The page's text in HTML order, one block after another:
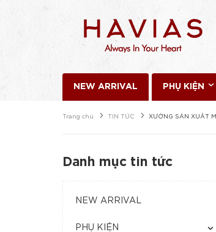
NEW ARRIVAL PHỤ KIỆN
Trang chủ TIN TỨC XƯỞNG SẢN XUẤT
Danh mục tin tức
NEW ARRIVAL
PHỤ KIỆN